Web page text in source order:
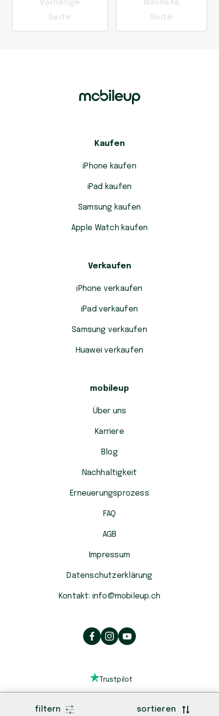
filtern sortieren
Kaufen
iPhone kaufen
iPad kaufen
Samsung kaufen
Apple Watch kaufen
Verkaufen
iPhone verkaufen
iPad verkaufen
Samsung verkaufen
Huawei verkaufen
mobileup
Über uns
Karriere
Blog
Nachhaltigkeit
Erneuerungsprozess
FAQ
AGB
Impressum
Datenschutzerklärung
Kontakt: info@mobileup.ch
Trustpilot